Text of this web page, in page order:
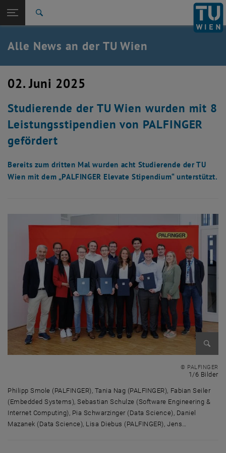
TU Login
Quicklinks
Quicklinks-Menü umschalten
Studium
Karriere
Zurück: Subseiten von TU Wien Startseite auflisten
Zurück zur letzten Ebene:
TU Wien Startseite
Übersicht
Alle News an der TU Wien
02. Juni 2025
Studierende der TU Wien wurden mit 8
Leistungsstipendien von PALFINGER
gefördert
Bereits zum dritten Mal wurden acht Studierende der TU
Wien mit dem „PALFINGER Elevate Stipendium“ unterstützt.
© PALFINGER
1/6 Bilder
Philipp Smole (PALFINGER), Tania Nag (PALFINGER), Fabian Seiler
(Embedded Systems), Sebastian Schulze (Software Engineering &
Internet Computing), Pia Schwarzinger (Data Science), Daniel
Mazanek (Data Science), Lisa Diebus (PALFINGER), Jens…